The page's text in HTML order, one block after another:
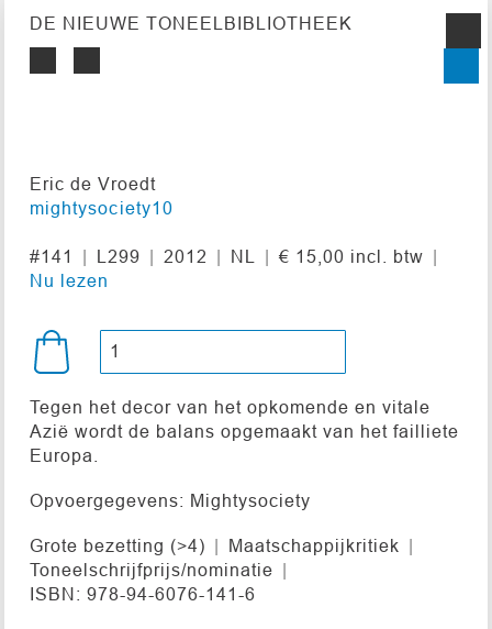
DE NIEUWE TONEELBIBLIOTHEEK
Eric de Vroedt
mightysociety10
#141 L299 2012 NL
€ 15,00 incl. btw
Nu lezen
Tegen het decor van het opkomende en vitale
Azië wordt de balans opgemaakt van het failliete
Europa.
Opvoergegevens: Mightysociety
Grote bezetting (>4)
Maatschappijkritiek
Toneelschrijfprijs/nominatie
ISBN: 978-94-6076-141-6